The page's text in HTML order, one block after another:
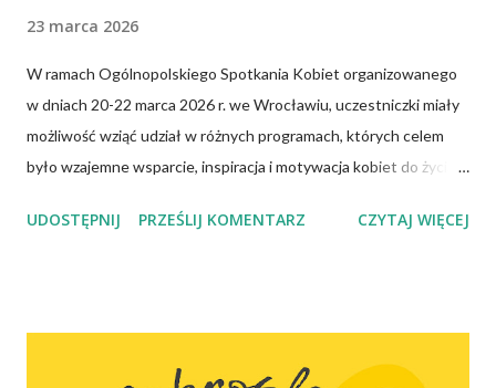
23 marca 2026
W ramach Ogólnopolskiego Spotkania Kobiet organizowanego
w dniach 20-22 marca 2026 r. we Wrocławiu, uczestniczki miały
możliwość wziąć udział w różnych programach, których celem
było wzajemne wsparcie, inspiracja i motywacja kobiet do życia
Mendez, uczyła jak demaskować ograniczające przekonania i
eterycznych, którą przedstawiła Agata Radosh ze
UDOSTĘPNIJ PRZEŚLIJ KOMENTARZ CZYTAJ WIĘCEJ